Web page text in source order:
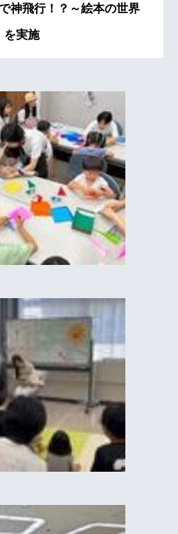
神飛行！？～絵本の世界
を実施